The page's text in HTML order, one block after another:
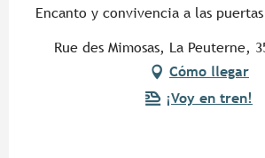
Encanto y convivencia a las puertas
Rue des Mimosas, La Peuterne,
Cómo llegar
¡Voy en tren!